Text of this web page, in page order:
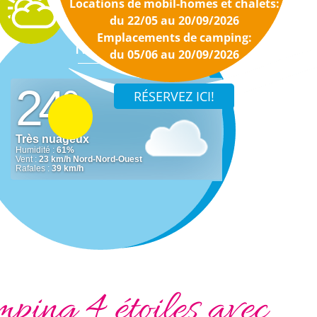
Locations de mobil-homes et chalets:
du 22/05 au 20/09/2026
Emplacements de camping:
du 05/06 au 20/09/2026
Météo